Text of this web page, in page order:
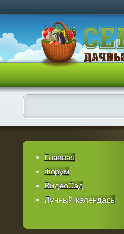
Главная
Форум
ВидеоСад
Лунный календарь